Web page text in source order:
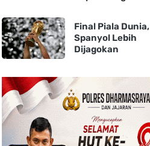
Final Piala Dunia,
Spanyol Lebih
Dijagokan